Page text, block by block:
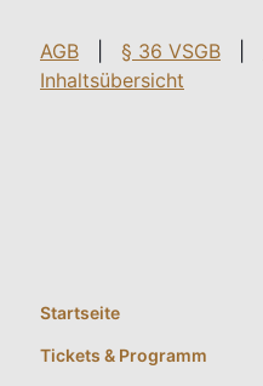
AGB § 36 VSGB
Inhaltsübersicht
Startseite
Tickets & Programm